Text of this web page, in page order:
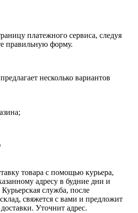
платежного сервиса, следуя
правильную форму.
несколько вариантов
товара с помощью курьера,
адресу в будние дни и
служба, после
свяжется с вами и предложит
Уточнит адрес.